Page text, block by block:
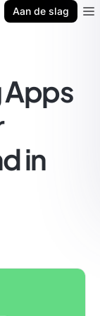
Aan de slag
Apps
in